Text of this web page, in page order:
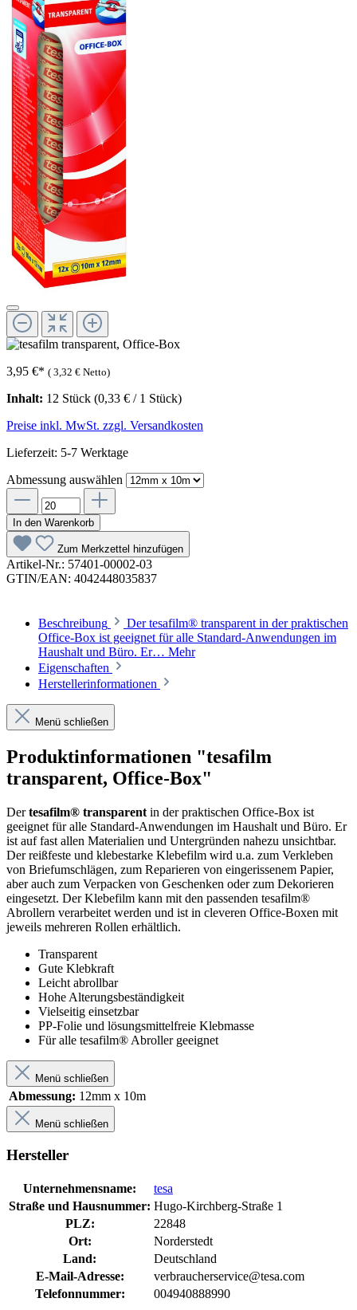
3,95 €* ( 3,32 € Netto)
Inhalt: 12 Stück (0,33 € / 1 Stück)
Preise inkl. MwSt. zzgl. Versandkosten
Lieferzeit: 5-7 Werktage
Abmessung auswählen
In den Warenkorb
Zum Merkzettel hinzufügen
Artikel-Nr.: 57401-00002-03
GTIN/EAN: 4042448035837
Beschreibung
Der tesafilm® transparent in der praktischen
Office-Box ist geeignet für alle Standard-Anwendungen im
Haushalt und Büro. Er… Mehr
Eigenschaften
Herstellerinformationen
Menü schließen
Produktinformationen "tesafilm
transparent, Office-Box"
Dertesafilm® transparent in der praktischen Office-Box ist
geeignet für alle Standard-Anwendungen im Haushalt und Büro. Er
ist auf fast allen Materialien und Untergründen nahezu unsichtbar.
Der reißfeste und klebestarke Klebefilm wird u.a. zum Verkleben
von Briefumschlägen, zum Reparieren von eingerissenem Papier,
aber auch zum Verpacken von Geschenken oder zum Dekorieren
eingesetzt. Der Klebefilm kann mit den passenden tesafilm®
Abrollern verarbeitet werden und ist in cleveren Office-Boxen mit
jeweils mehreren Rollen erhältlich.
Transparent
Gute Klebkraft
Leicht abrollbar
Hohe Alterungsbeständigkeit
Vielseitig einsetzbar
PP-Folie und lösungsmittelfreie Klebmasse
Für alle tesafilm® Abroller geeignet
Menü schließen
Abmessung: 12mm x 10m
Menü schließen
Hersteller
Unternehmensname:
tesa
Straße und Hausnummer: Hugo-Kirchberg-Straße 1
PLZ:
22848
Ort:
Norderstedt
Land:
Deutschland
E-Mail-Adresse:
verbraucherservice@tesa.com
Telefonnummer:
004940888990